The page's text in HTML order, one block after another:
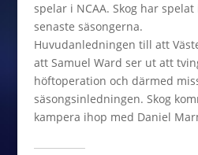
spelar i NCAA. Skog har
senaste säsongerna.
Huvudanledningen till att
att Samuel Ward ser ut att
höftoperation och därmed
säsongsinledningen. Skog
kampera ihop med Daniel